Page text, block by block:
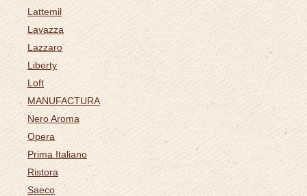
Lattemil
Lavazza
Lazzaro
Liberty
Loft
MANUFACTURA
Nero Aroma
Opera
Prima Italiano
Ristora
Saeco